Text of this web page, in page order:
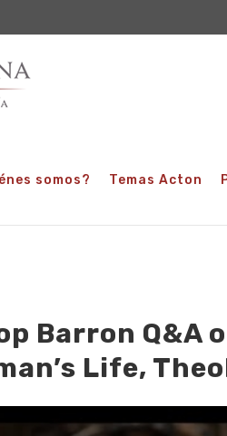
somos? Temas Acton
Barron Q&A
Life,